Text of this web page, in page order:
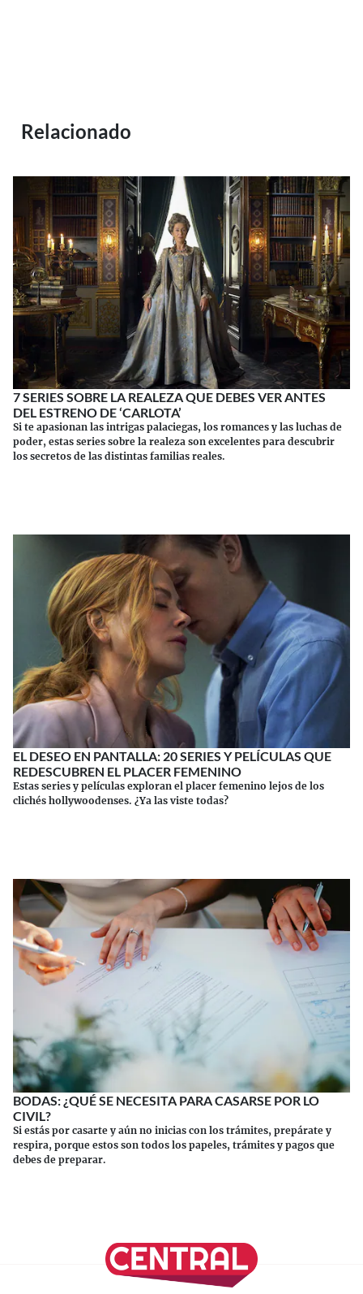
Relacionado
7 SERIES SOBRE LA REALEZA QUE DEBES VER ANTES
DEL ESTRENO DE ‘CARLOTA’
Si te apasionan las intrigas palaciegas, los romances y las luchas de
poder, estas series sobre la realeza son excelentes para descubrir
los secretos de las distintas familias reales.
EL DESEO EN PANTALLA: 20 SERIES Y PELÍCULAS QUE
REDESCUBREN EL PLACER FEMENINO
Estas series y películas exploran el placer femenino lejos de los
clichés hollywoodenses. ¿Ya las viste todas?
BODAS: ¿QUÉ SE NECESITA PARA CASARSE POR LO
CIVIL?
Si estás por casarte y aún no inicias con los trámites, prepárate y
respira, porque estos son todos los papeles, trámites y pagos que
debes de preparar.